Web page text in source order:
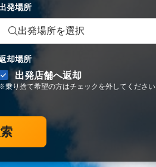
発場所
出発場所を選択
却場所
出発店舗へ返却
乗り捨て希望の方はチェックを外してください